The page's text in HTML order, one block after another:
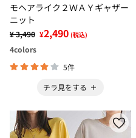
モヘアライク２ＷＡＹギャザー
ニット
¥ 3,490 ¥2,490 (税込)
4colors
5件
チラ見をする